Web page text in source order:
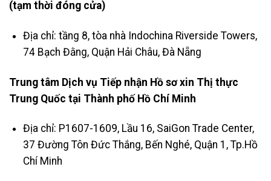
(tạm thời đóng cửa)
Địa chỉ: tầng 8, tòa nhà Indochina Riverside Towers,
74 Bạch Đằng, Quận Hải Châu, Đà Nẵng
Trung tâm Dịch vụ Tiếp nhận Hồ sơ xin Thị thực
Trung Quốc tại Thành phố Hồ Chí Minh
Địa chỉ: P1607-1609, Lầu 16, SaiGon Trade Center,
37 Đường Tôn Đức Thắng, Bến Nghé, Quận 1, Tp.Hồ
Chí Minh